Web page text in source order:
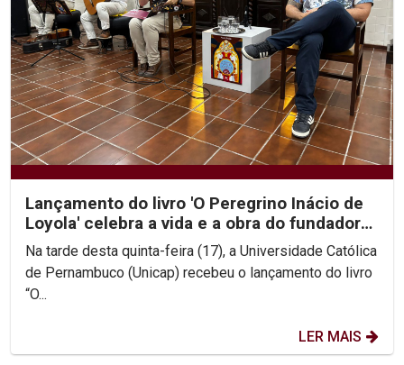
Lançamento do livro 'O Peregrino Inácio de
Loyola' celebra a vida e a obra do fundador
da...
Na tarde desta quinta-feira (17), a Universidade Católica
de Pernambuco (Unicap) recebeu o lançamento do livro
“O...
LER MAIS